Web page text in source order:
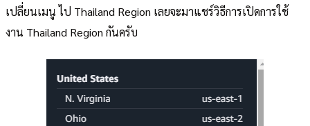
เปลี่ยนเมนู ไป Thailand Region เลยจะมาแชร์วิธีการเปิดการใช้
งาน Thailand Region กันครับ